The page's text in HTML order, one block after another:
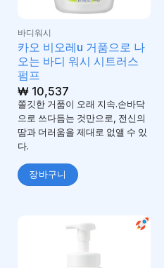
바디워시
카오 비오레u 거품으로 나
오는 바디 워시 시트러스
펌프
₩10,537
쫄깃한 거품이 오래 지속.손바닥
으로 쓰다듬는 것만으로, 전신의
땀과 더러움을 제대로 없앨 수 있
다.
장바구니